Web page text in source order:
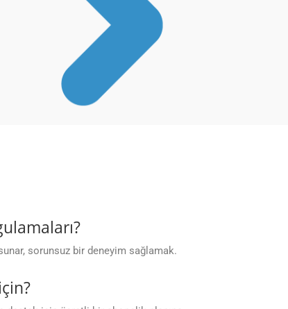
sorunsuz bir deneyim sağlamak.